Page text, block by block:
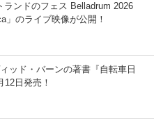
ランドのフェス Belladrum 2026
」のライブ映像が公開！
ッド・バーンの著書『自転車日
日発売！